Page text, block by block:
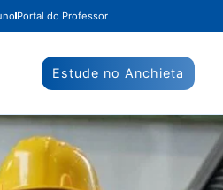
Portal do Professor
Estude no Anchieta